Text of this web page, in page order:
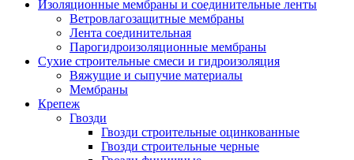
Изоляционные мембраны и соединительные ленты
Ветровлагозащитные мембраны
Лента соединительная
Парогидроизоляционные мембраны
Сухие строительные смеси и гидроизоляция
Вяжущие и сыпучие материалы
Мембраны
Крепеж
Гвозди
Гвозди строительные оцинкованные
Гвозди строительные черные